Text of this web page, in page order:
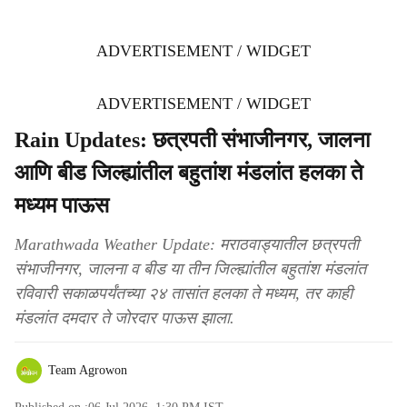
ADVERTISEMENT / WIDGET
ADVERTISEMENT / WIDGET
Rain Updates: छत्रपती संभाजीनगर, जालना
आणि बीड जिल्ह्यांतील बहुतांश मंडलांत हलका ते
मध्यम पाऊस
Marathwada Weather Update: मराठवाड्यातील छत्रपती
संभाजीनगर, जालना व बीड या तीन जिल्ह्यांतील बहुतांश मंडलांत
रविवारी सकाळपर्यंतच्या २४ तासांत हलका ते मध्यम, तर काही
मंडलांत दमदार ते जोरदार पाऊस झाला.
Team Agrowon